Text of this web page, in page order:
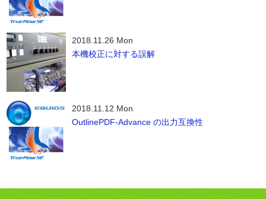
2018.11.26 Mon
本機校正に対する誤解
2018.11.12 Mon
OutlinePDF-Advance の出力互換性